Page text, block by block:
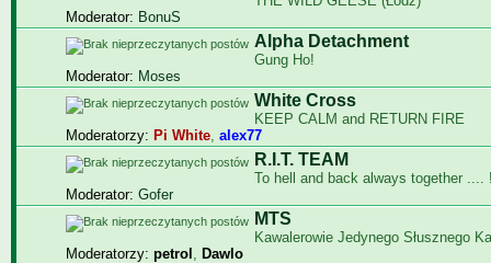
Moderator: BonuS
Alpha Detachment
Gung Ho!
Moderator: Moses
White Cross
KEEP CALM and RETURN FIRE
Moderatorzy: Pi White, alex77
R.I.T. TEAM
To hell and back always together ....
Moderator: Gofer
MTS
Kawalerowie Jedynego Słusznego
Moderatorzy: petrol , Dawlo